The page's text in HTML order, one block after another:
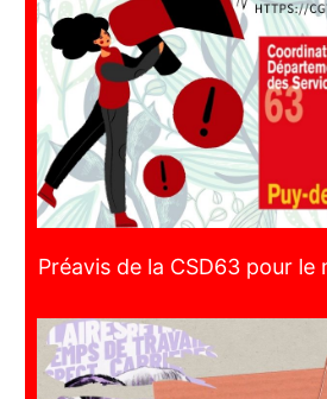
Préavis de la CSD63 pour le